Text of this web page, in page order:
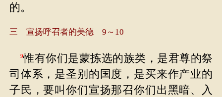
的。
三 宣扬呼召者的美德 9～10
9惟有你们是蒙拣选的族类，是君尊的祭
司体系，是圣别的国度，是买来作产业的
子民，要叫你们宣扬那召你们出黑暗、入